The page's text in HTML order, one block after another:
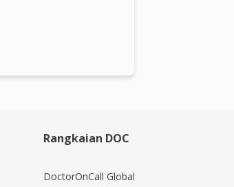
Rangkaian DOC
DoctorOnCall Global